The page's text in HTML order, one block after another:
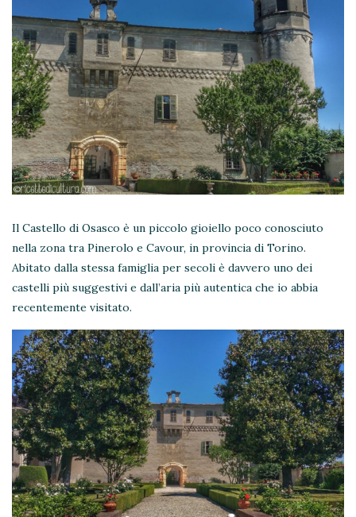
Il Castello di Osasco è un piccolo gioiello poco conosciuto
nella zona tra Pinerolo e Cavour, in provincia di Torino.
Abitato dalla stessa famiglia per secoli è davvero uno dei
castelli più suggestivi e dall’aria più autentica che io abbia
recentemente visitato.